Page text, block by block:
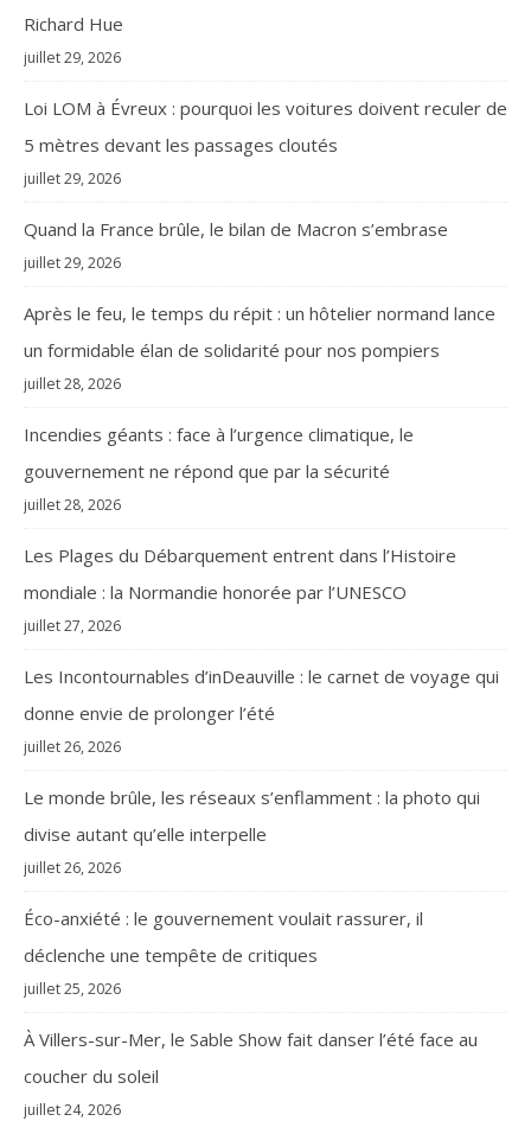
Richard Hue
juillet 29, 2026
Loi LOM à Évreux : pourquoi les voitures doivent reculer de
5 mètres devant les passages cloutés
juillet 29, 2026
Quand la France brûle, le bilan de Macron s’embrase
juillet 29, 2026
Après le feu, le temps du répit : un hôtelier normand lance
un formidable élan de solidarité pour nos pompiers
juillet 28, 2026
Incendies géants : face à l’urgence climatique, le
gouvernement ne répond que par la sécurité
juillet 28, 2026
Les Plages du Débarquement entrent dans l’Histoire
mondiale : la Normandie honorée par l’UNESCO
juillet 27, 2026
Les Incontournables d’inDeauville : le carnet de voyage qui
donne envie de prolonger l’été
juillet 26, 2026
Le monde brûle, les réseaux s’enflamment : la photo qui
divise autant qu’elle interpelle
juillet 26, 2026
Éco-anxiété : le gouvernement voulait rassurer, il
déclenche une tempête de critiques
juillet 25, 2026
À Villers-sur-Mer, le Sable Show fait danser l’été face au
coucher du soleil
juillet 24, 2026